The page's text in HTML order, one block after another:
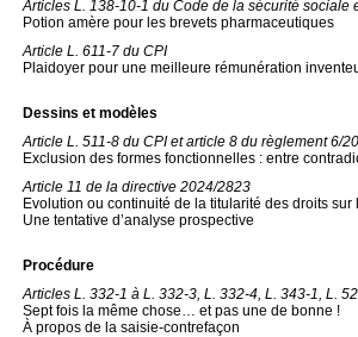
Articles L. 138-10-1 du Code de la sécurité sociale
Potion amère pour les brevets pharmaceutiques
Article L. 611-7 du CPI
Plaidoyer pour une meilleure rémunération
Dessins et modèles
Article L. 511-8 du CPI et article 8 du règlement 6/
Exclusion des formes fonctionnelles : entre
Article 11 de la directive 2024/2823
Evolution ou continuité de la titularité des droits
Une tentative d’analyse prospective
Procédure
Articles L. 332-1 à L. 332-3, L. 332-4, L. 343-1, L.
Sept fois la même chose… et pas une de bonne !
À propos de la saisie-contrefaçon